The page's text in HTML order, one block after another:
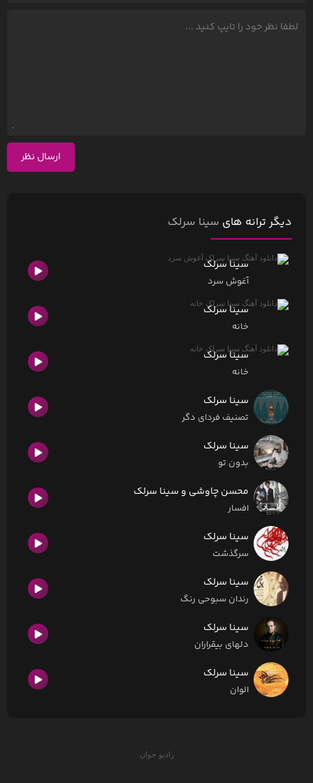
ارسال نظر
دیگر ترانه های سینا سرلک
سینا سرلک
آغوش سرد
سینا سرلک
خانه
سینا سرلک
خانه
سینا سرلک
تصنیف فردای دگر
سینا سرلک
بدون تو
محسن چاوشی و سینا سرلک
افسار
سینا سرلک
سرگذشت
سینا سرلک
رندان سبوحی رنگ
سینا سرلک
دلهای بیقراران
سینا سرلک
الوان
رادیو جوان